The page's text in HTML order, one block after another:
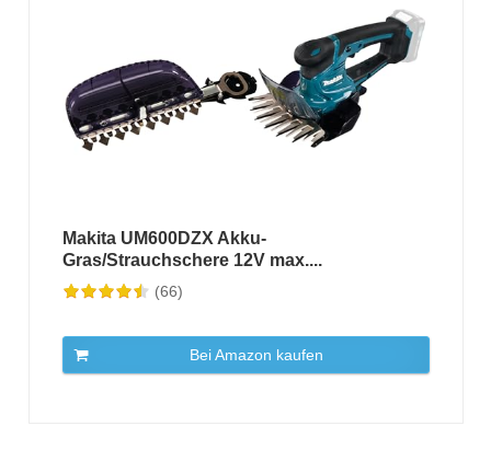
Makita UM600DZX Akku-
Gras/Strauchschere 12V max....
(66)
Bei Amazon kaufen